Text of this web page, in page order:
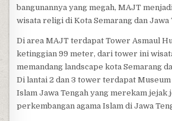
bangunannya yang megah, MAJT
wisata religi di Kota Semarang dan Jawa
Di area MAJT terdapat Tower Asmaul
ketinggian 99 meter, dari tower ini
memandang landscape kota Semarang
Di lantai 2 dan 3 tower terdapat
Islam Jawa Tengah yang merekam jejak
perkembangan agama Islam di Jawa